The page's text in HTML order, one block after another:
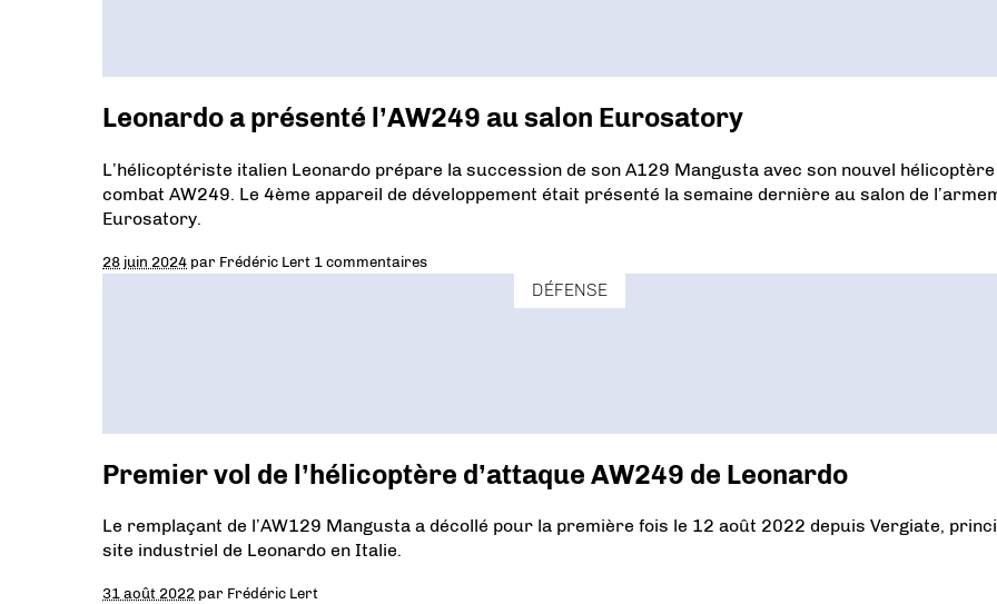
Leonardo a présenté l’AW249 au salon Eurosatory
L’hélicoptériste italien Leonardo prépare la succession de son A129 Mangusta avec son nouvel
combat AW249. Le 4ème appareil de développement était présenté la semaine dernière au salon de
Eurosatory.
28 juin 2024 par Frédéric Lert 1 commentaires
DÉFENSE
Premier vol de l’hélicoptère d’attaque AW249 de Leonardo
Le remplaçant de l’AW129 Mangusta a décollé pour la première fois le 12 août 2022 depuis Vergiate,
site industriel de Leonardo en Italie.
31 août 2022 par Frédéric Lert